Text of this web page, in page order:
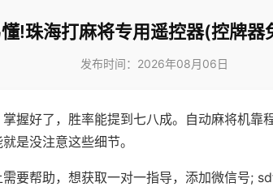
!珠海打麻将专用遥控器(控牌器
发布时间：2026年08月06日
握好了，胜率能提到七八成。自动麻将机靠
是没注意这些细节。
要帮助，想获取一对一指导，添加微信号;